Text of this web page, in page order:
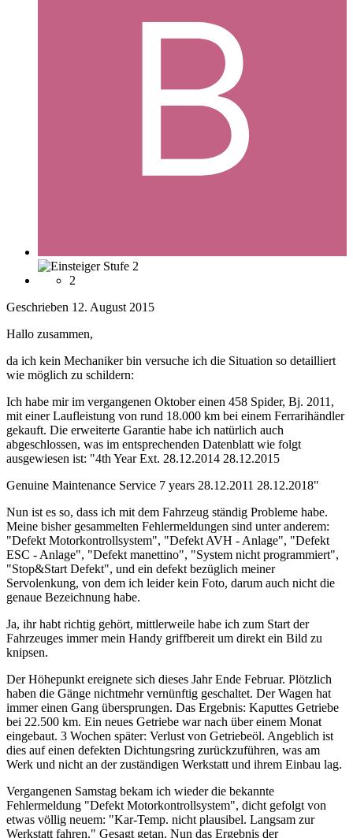
2
Geschrieben 12. August 2015
Hallo zusammen,
da ich kein Mechaniker bin versuche ich die Situation so detailliert
wie möglich zu schildern:
Ich habe mir im vergangenen Oktober einen 458 Spider, Bj. 2011,
mit einer Laufleistung von rund 18.000 km bei einem Ferrarihändler
gekauft. Die erweiterte Garantie habe ich natürlich auch
abgeschlossen, was im entsprechenden Datenblatt wie folgt
ausgewiesen ist: "4th Year Ext. 28.12.2014 28.12.2015
Genuine Maintenance Service 7 years 28.12.2011 28.12.2018"
Nun ist es so, dass ich mit dem Fahrzeug ständig Probleme habe.
Meine bisher gesammelten Fehlermeldungen sind unter anderem:
"Defekt Motorkontrollsystem", "Defekt AVH - Anlage", "Defekt
ESC - Anlage", "Defekt manettino", "System nicht programmiert",
"Stop&Start Defekt", und ein defekt bezüglich meiner
Servolenkung, von dem ich leider kein Foto, darum auch nicht die
genaue Bezeichnung habe.
Ja, ihr habt richtig gehört, mittlerweile habe ich zum Start der
Fahrzeuges immer mein Handy griffbereit um direkt ein Bild zu
knipsen.
Der Höhepunkt ereignete sich dieses Jahr Ende Februar. Plötzlich
haben die Gänge nichtmehr vernünftig geschaltet. Der Wagen hat
immer einen Gang übersprungen. Das Ergebnis: Kaputtes Getriebe
bei 22.500 km. Ein neues Getriebe war nach über einem Monat
eingebaut. 3 Wochen später: Verlust von Getriebeöl. Angeblich ist
dies auf einen defekten Dichtungsring zurückzuführen, was am
Werk und nicht an der zuständigen Werkstatt und ihrem Einbau lag.
Vergangenen Samstag bekam ich wieder die bekannte
Fehlermeldung "Defekt Motorkontrollsystem", dicht gefolgt von
etwas völlig neuem: "Kar-Temp. nicht plausibel. Langsam zur
Werkstatt fahren." Gesagt getan. Nun das Ergebnis der